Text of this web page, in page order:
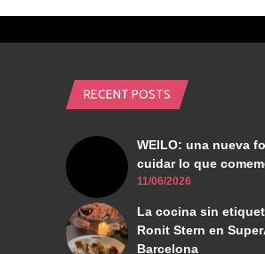
RECENT POSTS
WEILO: una nueva
cuidar lo que
11/06/2026
La cocina sin
Ronit Stern en
Barcelona